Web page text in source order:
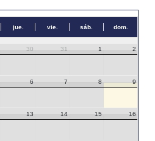
jue. vie. sáb. dom.
30 31 1 2
6 7 8 9
13 14 15 16